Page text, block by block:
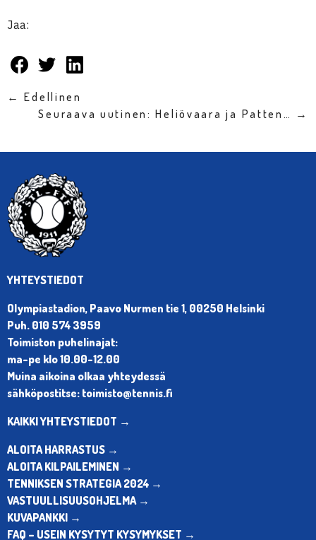
Jaa:
← Edellinen
Seuraava uutinen: Heliövaara ja Patten… →
YHTEYSTIEDOT
Olympiastadion, Paavo Nurmen tie 1, 00250 Helsinki
Puh. 010 574 3959
Toimiston puhelinajat:
ma-pe klo 10.00-12.00
Muina aikoina olkaa yhteydessä
sähköpostitse: toimisto@tennis.fi
KAIKKI YHTEYSTIEDOT →
ALOITA HARRASTUS →
ALOITA KILPAILEMINEN →
TENNIKSEN STRATEGIA 2024 →
VASTUULLISUUSOHJELMA →
KUVAPANKKI →
FAQ – USEIN KYSYTYT KYSYMYKSET →